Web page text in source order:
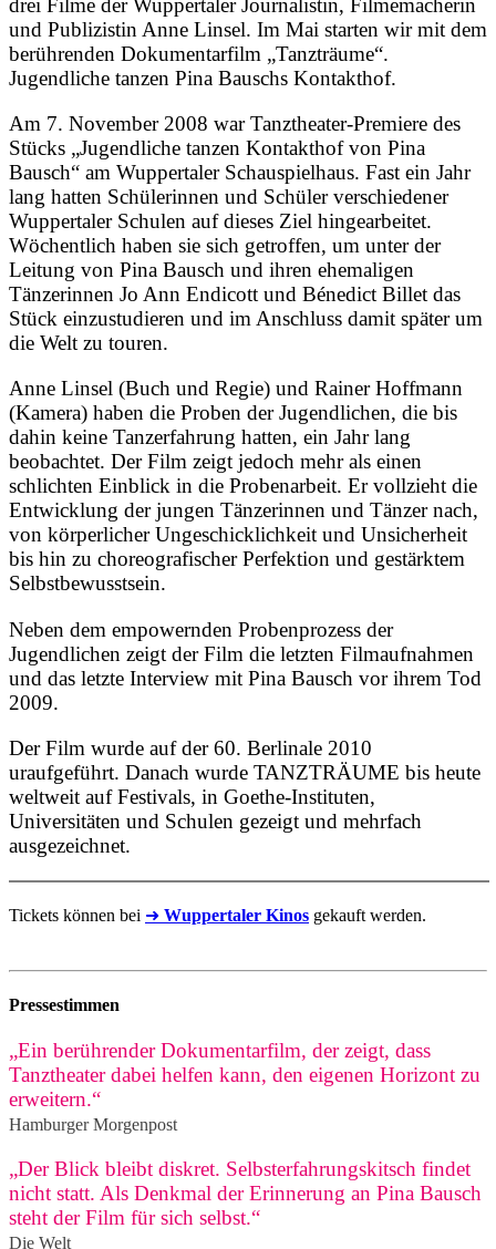
drei Filme der Wuppertaler Journalistin, Filmemacherin
und Publizistin Anne Linsel. Im Mai starten wir mit dem
berührenden Dokumentarfilm „Tanzträume“.
Jugendliche tanzen Pina Bauschs Kontakthof.
Am 7. November 2008 war Tanztheater-Premiere des
Stücks „Jugendliche tanzen Kontakthof von Pina
Bausch“ am Wuppertaler Schauspielhaus. Fast ein Jahr
lang hatten Schülerinnen und Schüler verschiedener
Wuppertaler Schulen auf dieses Ziel hingearbeitet.
Wöchentlich haben sie sich getroffen, um unter der
Leitung von Pina Bausch und ihren ehemaligen
Tänzerinnen Jo Ann Endicott und Bénedict Billet das
Stück einzustudieren und im Anschluss damit später um
die Welt zu touren.
Anne Linsel (Buch und Regie) und Rainer Hoffmann
(Kamera) haben die Proben der Jugendlichen, die bis
dahin keine Tanzerfahrung hatten, ein Jahr lang
beobachtet. Der Film zeigt jedoch mehr als einen
schlichten Einblick in die Probenarbeit. Er vollzieht die
Entwicklung der jungen Tänzerinnen und Tänzer nach,
von körperlicher Ungeschicklichkeit und Unsicherheit
bis hin zu choreografischer Perfektion und gestärktem
Selbstbewusstsein.
Neben dem empowernden Probenprozess der
Jugendlichen zeigt der Film die letzten Filmaufnahmen
und das letzte Interview mit Pina Bausch vor ihrem Tod
2009.
Der Film wurde auf der 60. Berlinale 2010
uraufgeführt. Danach wurde TANZTRÄUME bis heute
weltweit auf Festivals, in Goethe-Instituten,
Universitäten und Schulen gezeigt und mehrfach
ausgezeichnet.
Tickets können bei ➜ Wuppertaler Kinos gekauft werden.
Pressestimmen
„Ein berührender Dokumentarfilm, der zeigt, dass
Tanztheater dabei helfen kann, den eigenen Horizont zu
erweitern.“
Hamburger Morgenpost
„Der Blick bleibt diskret. Selbsterfahrungskitsch findet
nicht statt. Als Denkmal der Erinnerung an Pina Bausch
steht der Film für sich selbst.“
Die Welt